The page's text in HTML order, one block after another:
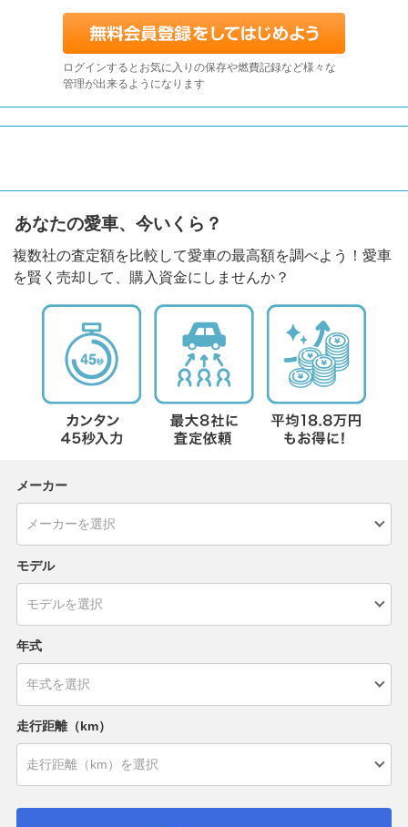
ログインするとお気に入りの保存や燃費記録など様々な
管理が出来るようになります
あなたの愛車、今いくら？
複数社の査定額を比較して愛車の最高額を調べよう！愛車
を賢く売却して、購入資金にしませんか？
メーカー
モデル
年式
走行距離（km）